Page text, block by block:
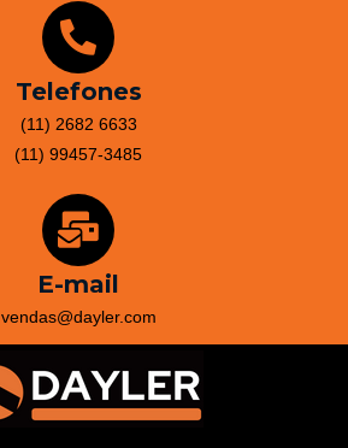
Telefones
(11) 2682 6633
(11) 99457-3485
E-mail
vendas@dayler.com